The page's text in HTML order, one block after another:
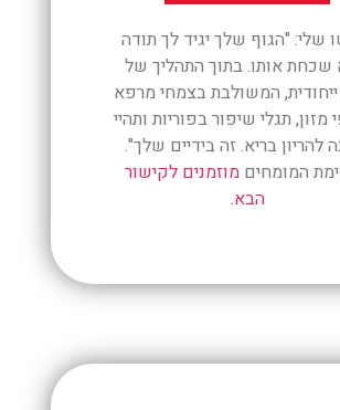
שלי: "הגוף שלך יגיד לך תודה
אותו. בתוך התהליך של
ייחודית, המשולבת בצמחי מרפא
מזון, תגלי שיפור בפוריות ותהיי
להריון בריא. זה בידיים שלך".
המומחים מוזמנים לקישור
הבא.